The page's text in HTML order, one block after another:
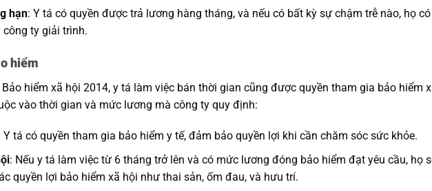
hạn: Y tá có quyền được trả lương hàng tháng, và nếu có bất kỳ sự chậm trễ nào, họ có
công ty giải trình.
hiểm
hiểm xã hội 2014, y tá làm việc bán thời gian cũng được quyền tham gia bảo hiểm
vào thời gian và mức lương mà công ty quy định:
Y tá có quyền tham gia bảo hiểm y tế, đảm bảo quyền lợi khi cần chăm sóc sức khỏe.
: Nếu y tá làm việc từ 6 tháng trở lên và có mức lương đóng bảo hiểm đạt yêu cầu, họ
quyền lợi bảo hiểm xã hội như thai sản, ốm đau, và hưu trí.